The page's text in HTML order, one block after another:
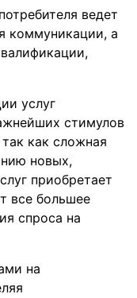
ведет
коммуникации, а
услуг
стимулов
как сложная
новых,
приобретает
все большее
спроса на
на